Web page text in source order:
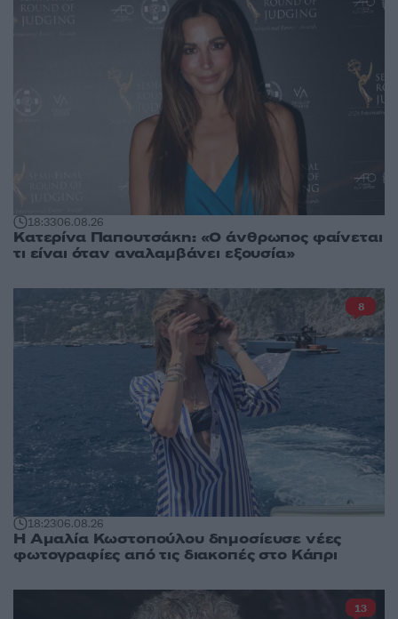
18:3306.08.26
Κατερίνα Παπουτσάκη: «Ο άνθρωπος φαίνεται
τι είναι όταν αναλαμβάνει εξουσία»
18:2306.08.26
Η Αμαλία Κωστοπούλου δημοσίευσε νέες
φωτογραφίες από τις διακοπές στο Κάπρι
8
13